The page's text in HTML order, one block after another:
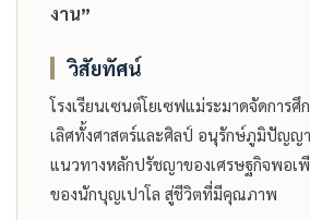
งาน”
วิสัยทัศน์
โรงเรียน​เซนต์โยเซฟ​แม่ระมาด​จัดการ​ศึ
เลิศ​ทั้ง​ศาสตร์​และ​ศิลป์​ อนุรักษ์​ภูมิปัญญ
แนวทาง​หลัก​ปรัชญา​ของ​เศรษฐกิจ​พอเ
ของ​นักบุญ​เปาโล​ สู่​ชีวิต​ที่​มี​คุณภาพ